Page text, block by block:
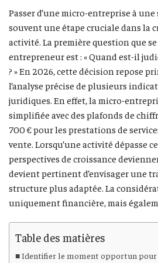
Passer d’une micro-entreprise à
souvent une étape cruciale dans la
activité. La première question que
entrepreneur est : « Quand est-il
? » En 2026, cette décision repose
l’analyse précise de plusieurs
juridiques. En effet, la micro-
simplifiée avec des plafonds de
700 € pour les prestations de
vente. Lorsqu’une activité dépasse
perspectives de croissance
devient pertinent d’envisager une
structure plus adaptée. La
uniquement financière, mais
Table des matières
Identifier le moment opportun